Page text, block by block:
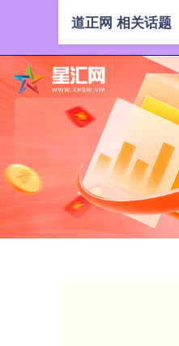
道正网 相关话题